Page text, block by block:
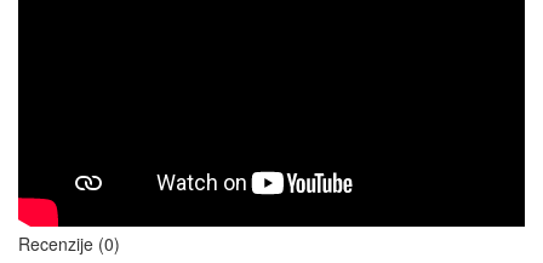
Recenzije (0)